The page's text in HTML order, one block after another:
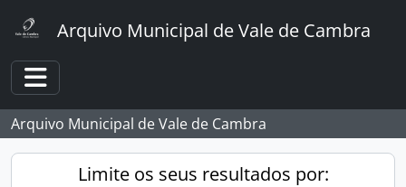
Arquivo Municipal de Vale de Cambra
Toggle navigation
Arquivo Municipal de Vale de Cambra
Limite os seus resultados por: